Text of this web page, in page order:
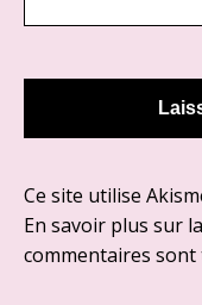
Ce site utilise
En savoir plus sur
commentaires sont